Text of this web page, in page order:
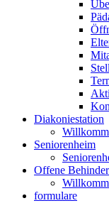
Diakoniestation
Seniorenheim
Offene
formulare